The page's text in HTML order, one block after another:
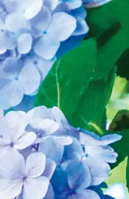
込
み
中
で